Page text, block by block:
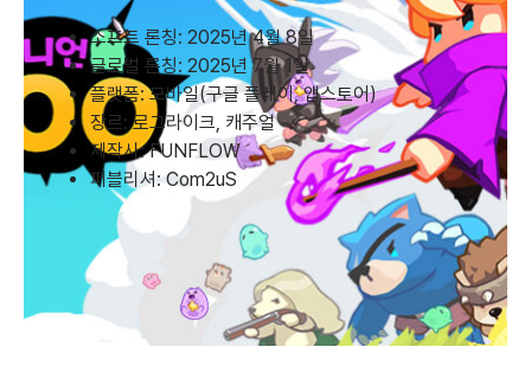
소프트 론칭: 2025년 4월 8일
글로벌 론칭: 2025년 7월 1일
플랫폼: 모바일(구글 플레이, 앱스토어)
장르: 로그라이크, 캐주얼
제작사: FUNFLOW
퍼블리셔: Com2uS